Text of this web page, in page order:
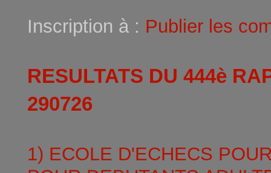
Inscription à : Publier les
RESULTATS DU 444è
290726
1) ECOLE D'ECHECS